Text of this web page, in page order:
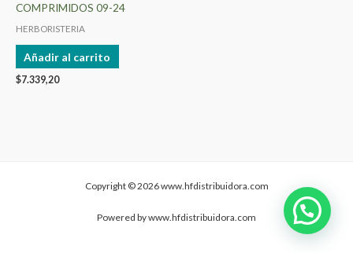
COMPRIMIDOS 09-24
HERBORISTERIA
Añadir al carrito
$7.339,20
Copyright © 2026 www.hfdistribuidora.com
Powered by www.hfdistribuidora.com